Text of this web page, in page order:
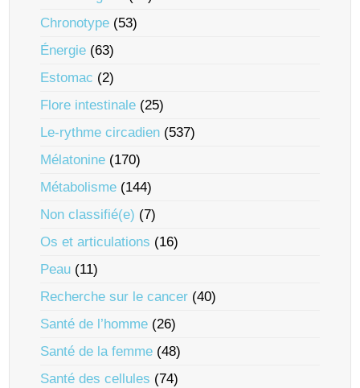
Chronotype (53)
Énergie (63)
Estomac (2)
Flore intestinale (25)
Le-rythme circadien (537)
Mélatonine (170)
Métabolisme (144)
Non classifié(e) (7)
Os et articulations (16)
Peau (11)
Recherche sur le cancer (40)
Santé de l’homme (26)
Santé de la femme (48)
Santé des cellules (74)